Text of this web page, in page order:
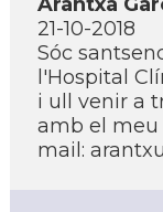
21-10-2018
Sóc
l'Hospital
i ull venir a
amb el meu
mail: